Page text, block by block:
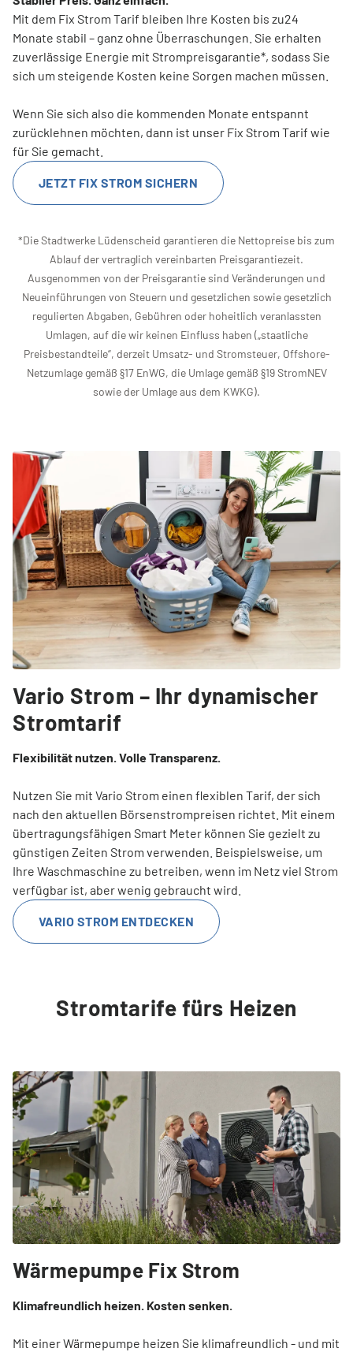
Mit dem Fix Strom Tarif bleiben Ihre Kosten bis zu24
Monate stabil – ganz ohne Überraschungen. Sie erhalten
zuverlässige Energie mit Strompreisgarantie*, sodass Sie
sich um steigende Kosten keine Sorgen machen müssen.
Wenn Sie sich also die kommenden Monate entspannt
zurücklehnen möchten, dann ist unser Fix Strom Tarif wie
für Sie gemacht.
JETZT FIX STROM SICHERN
*Die Stadtwerke Lüdenscheid garantieren die Nettopreise bis zum
Ablauf der vertraglich vereinbarten Preisgarantiezeit.
Ausgenommen von der Preisgarantie sind Veränderungen und
Neueinführungen von Steuern und gesetzlichen sowie gesetzlich
regulierten Abgaben, Gebühren oder hoheitlich veranlassten
Umlagen, auf die wir keinen Einfluss haben („staatliche
Preisbestandteile“, derzeit Umsatz- und Stromsteuer, Offshore-
Netzumlage gemäß §17 EnWG, die Umlage gemäß §19 StromNEV
sowie der Umlage aus dem KWKG).
Vario Strom – Ihr dynamischer
Stromtarif
Flexibilität nutzen. Volle Transparenz.
Nutzen Sie mit Vario Strom einen flexiblen Tarif, der sich
nach den aktuellen Börsenstrompreisen richtet. Mit einem
übertragungsfähigen Smart Meter können Sie gezielt zu
günstigen Zeiten Strom verwenden. Beispielsweise, um
Ihre Waschmaschine zu betreiben, wenn im Netz viel Strom
verfügbar ist, aber wenig gebraucht wird.
VARIO STROM ENTDECKEN
Stromtarife fürs Heizen
Wärmepumpe Fix Strom
Klimafreundlich heizen. Kosten senken.
Mit einer Wärmepumpe heizen Sie klimafreundlich - und mit